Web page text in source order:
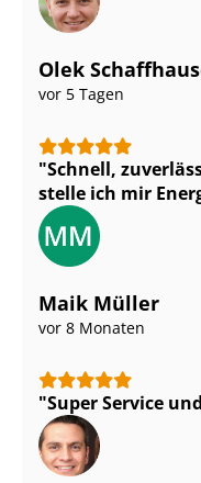
Olek
vor 5 Tagen
Schnell,
stelle ich mir
Maik Müller
vor 8 Monaten
Super Service